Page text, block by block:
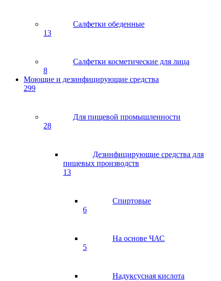
Салфетки обеденные
13
Салфетки косметические для лица
8
Моющие и дезинфицирующие средства
299
Для пищевой промышленности
28
Дезинфицирующие средства для
пищевых производств
13
Спиртовые
6
На основе ЧАС
5
Надуксусная кислота